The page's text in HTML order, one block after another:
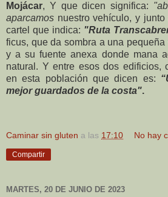
Mojácar, Y que dicen significa:
aparcamos nuestro vehículo, y
cartel que indica: "Ruta
ficus, que da sombra a una
y a su fuente anexa donde mana
natural. Y entre esos dos edificios,
en esta población que dicen es:
mejor guardados de la costa".
Caminar sin gluten a las 17:10 No hay
Compartir
MARTES, 20 DE JUNIO DE 2023